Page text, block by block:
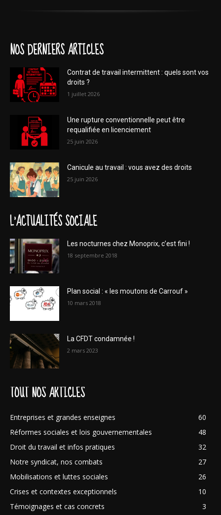
NOS DERNIERS ARTICLES
Contrat de travail intermittent : quels sont vos
droits ?
1 juillet 2026
Une rupture conventionnelle peut être
requalifiée en licenciement
25 juin 2026
Canicule au travail : vous avez des droits
25 juin 2026
L'ACTUALITÉS SOCIALE
Les nocturnes chez Monoprix, c’est fini !
18 septembre 2018
Plan social : « les moutons de Carrouf »
10 mars 2018
La CFDT condamnée !
2 mars 2023
TOUT NOS ARTICLES
Entreprises et grandes enseignes
60
Réformes sociales et lois gouvernementales
48
Droit du travail et infos pratiques
32
Notre syndicat, nos combats
27
Mobilisations et luttes sociales
26
Crises et contextes exceptionnels
10
Témoignages et cas concrets
3